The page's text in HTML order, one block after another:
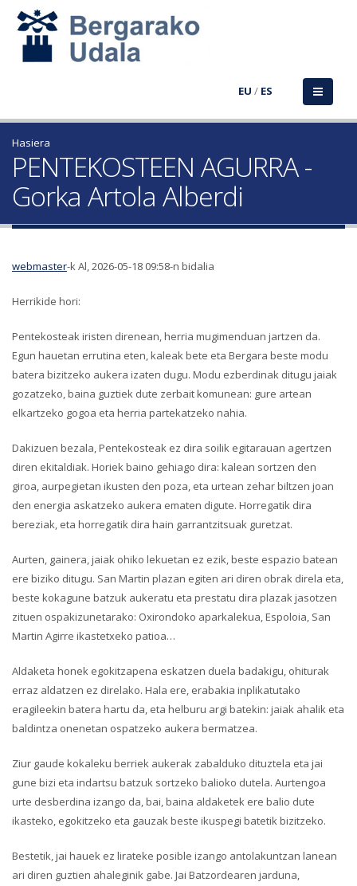
EU / ES
Hasiera
PENTEKOSTEEN AGURRA -
Gorka Artola Alberdi
webmaster-k Al, 2026-05-18 09:58-n bidalia
Herrikide hori:
Pentekosteak iristen direnean, herria mugimenduan jartzen da.
Egun hauetan errutina eten, kaleak bete eta Bergara beste modu
batera bizitzeko aukera izaten dugu. Modu ezberdinak ditugu jaiak
gozatzeko, baina guztiek dute zerbait komunean: gure artean
elkartzeko gogoa eta herria partekatzeko nahia.
Dakizuen bezala, Pentekosteak ez dira soilik egitarauan agertzen
diren ekitaldiak. Horiek baino gehiago dira: kalean sortzen den
giroa, aurpegietan ikusten den poza, eta urtean zehar biltzen joan
den energia askatzeko aukera ematen digute. Horregatik dira
bereziak, eta horregatik dira hain garrantzitsuak guretzat.
Aurten, gainera, jaiak ohiko lekuetan ez ezik, beste espazio batean
ere biziko ditugu. San Martin plazan egiten ari diren obrak direla eta,
beste kokagune batzuk aukeratu eta prestatu dira plazak jasotzen
zituen ospakizunetarako: Oxirondoko aparkalekua, Espoloia, San
Martin Agirre ikastetxeko patioa…
Aldaketa honek egokitzapena eskatzen duela badakigu, ohiturak
erraz aldatzen ez direlako. Hala ere, erabakia inplikatutako
eragileekin batera hartu da, eta helburu argi batekin: jaiak ahalik eta
baldintza onenetan ospatzeko aukera bermatzea.
Ziur gaude kokaleku berriek aukerak zabalduko dituztela eta jai
gune bizi eta indartsu batzuk sortzeko balioko dutela. Aurtengoa
urte desberdina izango da, bai, baina aldaketek ere balio dute
ikasteko, egokitzeko eta gauzak beste ikuspegi batetik bizitzeko.
Bestetik, jai hauek ez lirateke posible izango antolakuntzan lanean
ari diren guztien ahaleginik gabe. Jai Batzordearen jarduna,